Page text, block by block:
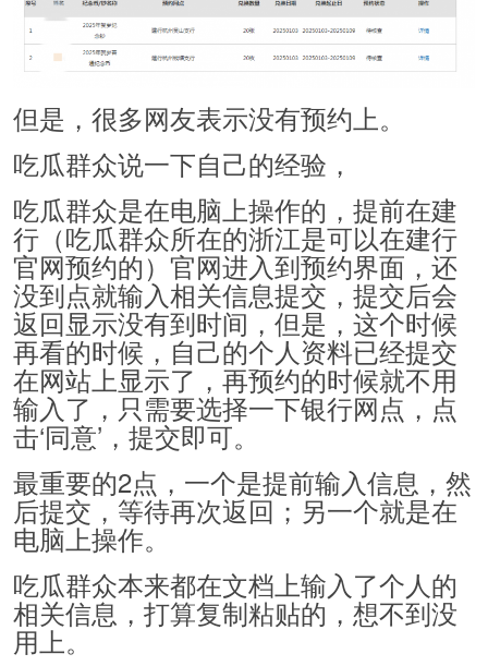
但是，很多网友表示没有预约上。
吃瓜群众说一下自己的经验，
吃瓜群众是在电脑上操作的，提前在建
行（吃瓜群众所在的浙江是可以在建行
官网预约的）官网进入到预约界面，还
没到点就输入相关信息提交，提交后会
返回显示没有到时间，但是，这个时候
再看的时候，自己的个人资料已经提交
在网站上显示了，再预约的时候就不用
输入了，只需要选择一下银行网点，点
击‘同意’，提交即可。
最重要的2点，一个是提前输入信息，然
后提交，等待再次返回；另一个就是在
电脑上操作。
吃瓜群众本来都在文档上输入了个人的
相关信息，打算复制粘贴的，想不到没
用上。